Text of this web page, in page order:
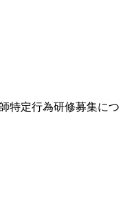
特定行為研修募集につ